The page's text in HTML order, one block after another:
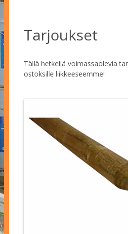
Tarjoukset
Tällä hetkellä voimassaolevia
ostoksille liikkeeseemme!